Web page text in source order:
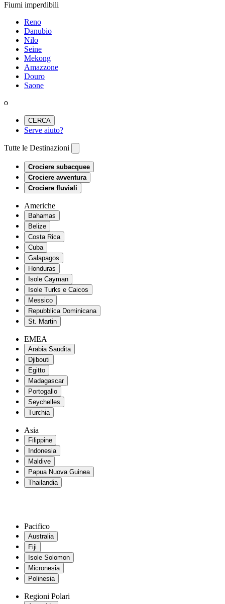
Fiumi imperdibili
Reno
Danubio
Nilo
Seine
Mekong
Amazzone
Douro
Saone
o
CERCA
Serve aiuto?
Tutte le Destinazioni
Crociere subacquee
Crociere avventura
Crociere fluviali
Americhe
Bahamas
Belize
Costa Rica
Cuba
Galapagos
Honduras
Isole Cayman
Isole Turks e Caicos
Messico
Repubblica Dominicana
St. Martin
EMEA
Arabia Saudita
Djibouti
Egitto
Madagascar
Portogallo
Seychelles
Turchia
Asia
Filippine
Indonesia
Maldive
Papua Nuova Guinea
Thailandia
Pacifico
Australia
Fiji
Isole Solomon
Micronesia
Polinesia
Regioni Polari